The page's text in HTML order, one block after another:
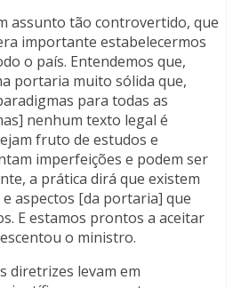
assunto tão controvertido, que
importante estabelecermos
o país. Entendemos que,
portaria muito sólida que,
para todas as
nenhum texto legal é
fruto de estudos e
imperfeições e podem ser
a prática dirá que existem
aspectos [da portaria] que
E estamos prontos a aceitar
o ministro.
diretrizes levam em